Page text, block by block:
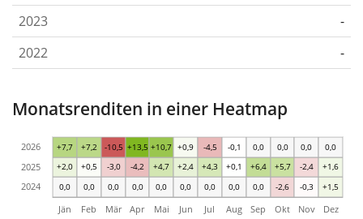
2023
-
2022
-
Monatsrenditen in einer Heatmap
0,0 0,0 0,0 0,0 0,0 0,0 0,0 0,0 0,0 -2,6 -0,3 +1,5
+2,0 +0,5 -3,0 -4,2 +4,7 +2,4 +4,3 +0,1 +6,4 +5,7 -2,4 +1,6
+7,7 +7,2 -10,5 +13,5 +10,7 +0,9 -4,5 -0,1 0,0 0,0 0,0 0,0
Jän Feb Mär Apr Mai Jun Jul Aug Sep Okt Nov Dez
2024
2025
2026